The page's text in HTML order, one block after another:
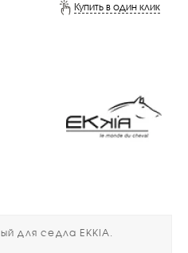
Купить в один клик
для седла EKKIA.